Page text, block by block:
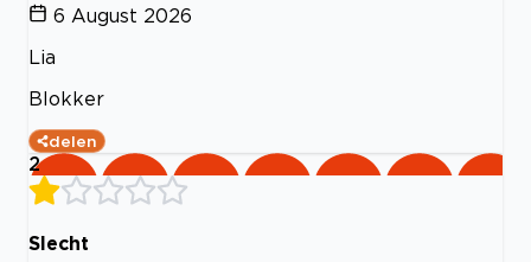
6 August 2026
Lia
Blokker
delen
2
Slecht